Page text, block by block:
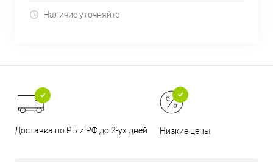
Наличие уточняйте
Доставка по РБ и РФ до 2-ух дней Низкие цены